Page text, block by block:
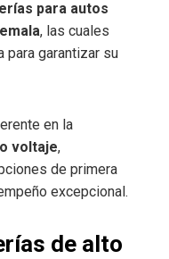
para autos
, las cuales
para garantizar su
en la
voltaje,
de primera
excepcional.
de alto